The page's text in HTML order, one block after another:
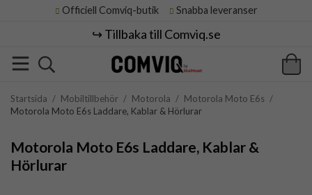
Officiell Comviq-butik Snabba leveranser
↪️ Tillbaka till Comviq.se
Startsida / Mobiltillbehör / Motorola / Motorola Moto E6s /
Motorola Moto E6s Laddare, Kablar & Hörlurar
Motorola Moto E6s Laddare, Kablar &
Hörlurar